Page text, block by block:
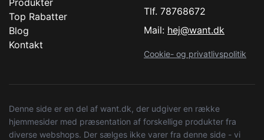
Top Rabatter
Blog
Kontakt
Tlf. 78768672
Mail: hej@want.dk
Cookie- og privatlivspolitik
Denne side er en del af want.dk, der udgiver en række
hjemmesider med præsentation af forskellige produkter fra
diverse webshops. Der sælges ikke varer fra denne side - vi